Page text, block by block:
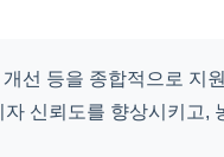
선 등을 종합적으로 지
신뢰도를 향상시키고,